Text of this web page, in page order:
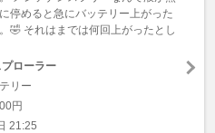
停めると急にバッテリー上がった
🤣 それはまでは何回上がったとし
ローラー
リー
円
21:25